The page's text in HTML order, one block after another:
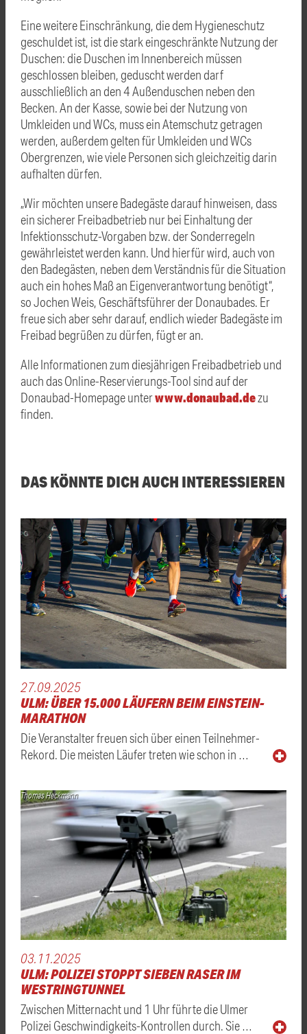
Eine weitere Einschränkung, die dem Hygieneschutz
geschuldet ist, ist die stark eingeschränkte Nutzung der
Duschen: die Duschen im Innenbereich müssen
geschlossen bleiben, geduscht werden darf
ausschließlich an den 4 Außenduschen neben den
Becken. An der Kasse, sowie bei der Nutzung von
Umkleiden und WCs, muss ein Atemschutz getragen
werden, außerdem gelten für Umkleiden und WCs
Obergrenzen, wie viele Personen sich gleichzeitig darin
aufhalten dürfen.
„Wir möchten unsere Badegäste darauf hinweisen, dass
ein sicherer Freibadbetrieb nur bei Einhaltung der
Infektionsschutz-Vorgaben bzw. der Sonderregeln
gewährleistet werden kann. Und hierfür wird, auch von
den Badegästen, neben dem Verständnis für die Situation
auch ein hohes Maß an Eigenverantwortung benötigt“,
so Jochen Weis, Geschäftsführer der Donaubades. Er
freue sich aber sehr darauf, endlich wieder Badegäste im
Freibad begrüßen zu dürfen, fügt er an.
Alle Informationen zum diesjährigen Freibadbetrieb und
auch das Online-Reservierungs-Tool sind auf der
Donaubad-Homepage unterwww.donaubad.dezu
finden.
DAS KÖNNTE DICH AUCH INTERESSIEREN
27.09.2025
ULM: ÜBER 15.000 LÄUFERN BEIM EINSTEIN-
MARATHON
Die Veranstalter freuen sich über einen Teilnehmer-
Rekord. Die meisten Läufer treten wie schon in …
Thomas Heckmann
03.11.2025
ULM: POLIZEI STOPPT SIEBEN RASER IM
WESTRINGTUNNEL
Zwischen Mitternacht und 1 Uhr führte die Ulmer
Polizei Geschwindigkeits-Kontrollen durch. Sie …